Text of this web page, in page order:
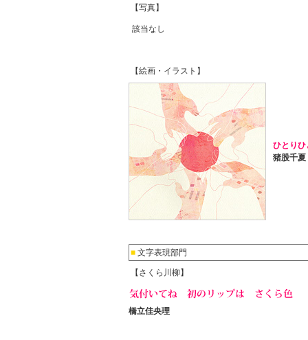
【写真】
該当なし
【絵画・イラスト】
ひとりひ
猪股千夏
■ 文字表現部門
【さくら川柳】
橋立佳央理